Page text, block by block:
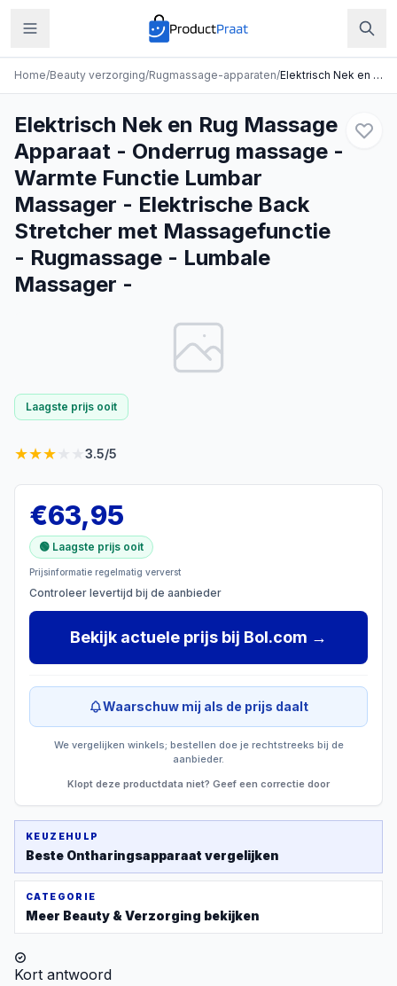
Home/Beauty verzorging/Rugmassage-apparaten/ Elektrisch Nek en Rug Massage Apparaat - Onderrug massage - Warmte Functie Lumbar Massager - Elektrische Back Stretcher met Massagefunctie - Rugmassage - Lumbale Massager -
Elektrisch Nek en Rug Massage
Apparaat - Onderrug massage -
Warmte Functie Lumbar
Massager - Elektrische Back
Stretcher met Massagefunctie
- Rugmassage - Lumbale
Massager -
Laagste prijs ooit
★★★ 3.5/5
€63,95
🟢 Laagste prijs ooit
Prijsinformatie regelmatig ververst
Controleer levertijd bij de aanbieder
Bekijk actuele prijs bij Bol.com →
Waarschuw mij als de prijs daalt
We vergelijken winkels; bestellen doe je rechtstreeks bij de
aanbieder.
Klopt deze productdata niet? Geef een correctie door
KEUZEHULP
Beste Ontharingsapparaat vergelijken
CATEGORIE
Meer Beauty & Verzorging bekijken
Kort antwoord